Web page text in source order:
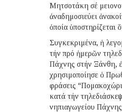
Μητσοτάκη σέ
ἀναδημοσιεύει
ὁποία
Συγκεκριμένα, ἡ
τήν πρό ἡμερῶν
Πάχνης στήν Ξάνθη,
χρησιμοποίησε ὁ
φράσεις
κατά τήν
νηπιαγωγείου